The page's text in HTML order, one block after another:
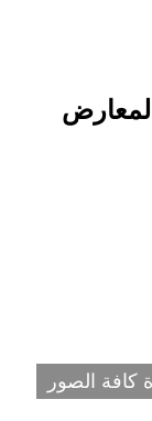
الصور